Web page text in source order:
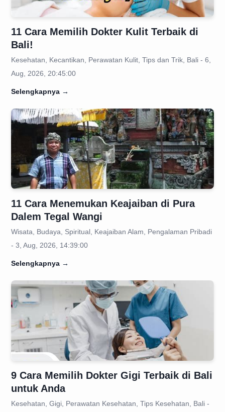
11 Cara Memilih Dokter Kulit Terbaik di
Bali!
Kesehatan, Kecantikan, Perawatan Kulit, Tips dan Trik, Bali - 6,
Aug, 2026, 20:45:00
Selengkapnya →
11 Cara Menemukan Keajaiban di Pura
Dalem Tegal Wangi
Wisata, Budaya, Spiritual, Keajaiban Alam, Pengalaman Pribadi
- 3, Aug, 2026, 14:39:00
Selengkapnya →
9 Cara Memilih Dokter Gigi Terbaik di Bali
untuk Anda
Kesehatan, Gigi, Perawatan Kesehatan, Tips Kesehatan, Bali -